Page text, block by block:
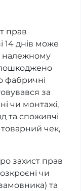
прав
14 днів може
належному
фабричні
за
чи монтажі,
та споживчі
чек,
захист прав
чи
та